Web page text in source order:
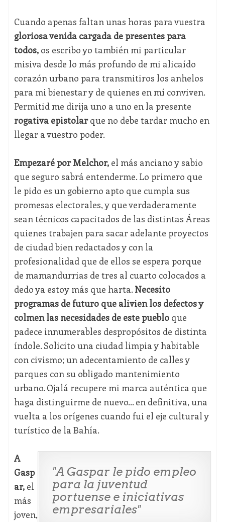
Cuando apenas faltan unas horas para vuestra
gloriosa venida cargada de presentes para
todos,os escribo yo también mi particular
misiva desde lo más profundo de mi alicaído
corazón urbano para transmitiros los anhelos
para mi bienestar y de quienes en mí conviven.
Permitid me dirija uno a uno en la presente
rogativa epistolarque no debe tardar mucho en
llegar a vuestro poder.
Empezaré por Melchor,el más anciano y sabio
que seguro sabrá entenderme. Lo primero que
le pido es un gobierno apto que cumpla sus
promesas electorales, y que verdaderamente
sean técnicos capacitados de las distintas Áreas
quienes trabajen para sacar adelante proyectos
de ciudad bien redactados y con la
profesionalidad que de ellos se espera porque
de mamandurrias de tres al cuarto colocados a
dedo ya estoy más que harta. Necesito
programas de futuro que alivien los defectos y
colmen las necesidades de este puebloque
padece innumerables despropósitos de distinta
índole. Solicito una ciudad limpia y habitable
con civismo; un adecentamiento de calles y
parques con su obligado mantenimiento
urbano. Ojalá recupere mi marca auténtica que
haga distinguirme de nuevo… en definitiva, una
vuelta a los orígenes cuando fui el eje cultural y
turístico de la Bahía.
"A Gaspar le pido empleo
para la juventud
portuense e iniciativas
empresariales"
A
Gasp
ar,el
más
joven,